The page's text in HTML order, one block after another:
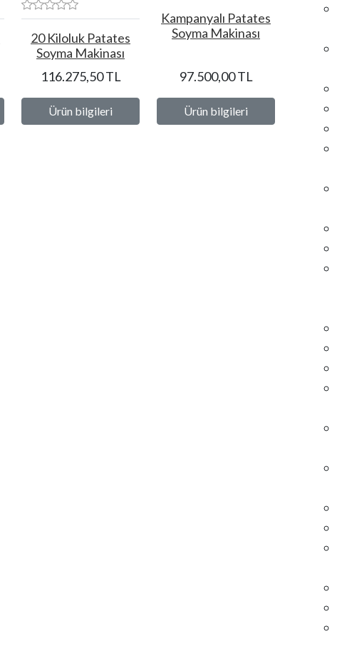
20 Kiloluk Patates
Soyma Makinası
116.275,50 TL
Ürün bilgileri
Kampanyalı Patates
Soyma Makinası
97.500,00 TL
Ürün bilgileri